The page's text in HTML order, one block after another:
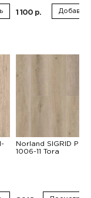
1 100 р. Добавить
Norland SIGRID
1006-11 Tora